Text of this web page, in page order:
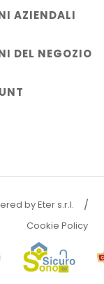
AZIENDALI
DEL NEGOZIO
by Eter s.r.l.
Cookie Policy